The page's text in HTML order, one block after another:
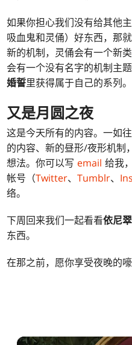
如果你担心我们没有给其他
吸血鬼和灵俑）好东西，那
新的机制，灵俑会有一个新
会有一个没有名字的机制主
婚誓里获得属于自己的系列
又是月圆之夜
这是今天所有的内容。一如
的内容、新的昼形/夜形机制
想法。你可以写 email给我
帐号（Twitter、Tumblr、
络。
下周回来我们一起看看依尼
东西。
在那之前，愿你享受夜晚的嚎